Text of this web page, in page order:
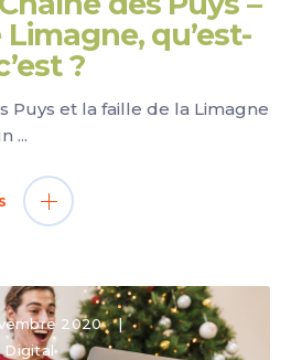
qu’est-
?
Puys et la faille de la Limagne
2020
Digital